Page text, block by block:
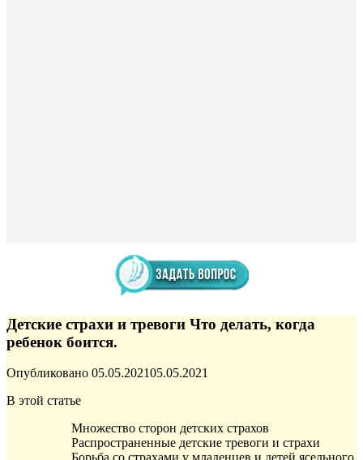
Детские страхи и тревоги Что делать, когда
ребенок боится.
Опубликовано 05.05.202105.05.2021
В этой статье
Множество сторон детских страхов
Распространенные детские тревоги и страхи